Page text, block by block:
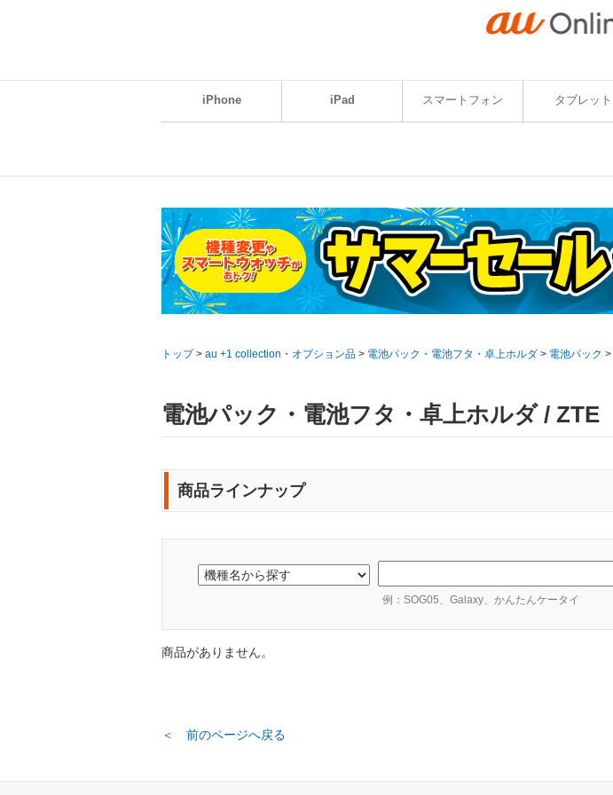
iPhone iPad スマートフォン タブレット
トップ > au +1 collection・オプション品 > 電池パック・電池フタ・卓上ホルダ > 電池パック >
電池パック・電池フタ・卓上ホルダ / ZTE
商品ラインナップ
例：SOG05、Galaxy、かんたんケータイ
商品がありません。
＜ 前のページへ戻る